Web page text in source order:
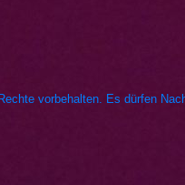
vorbehalten. Es dürfen